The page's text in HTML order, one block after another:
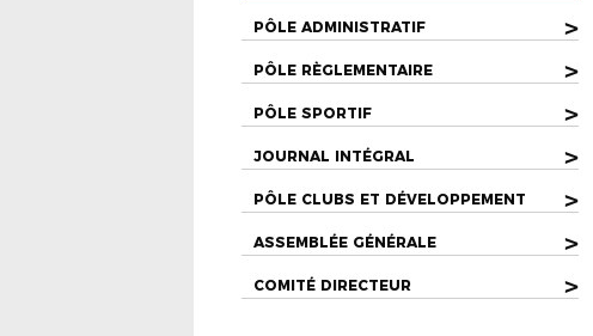
PÔLE ADMINISTRATIF >
PÔLE RÈGLEMENTAIRE >
PÔLE SPORTIF >
JOURNAL INTÉGRAL >
PÔLE CLUBS ET DÉVELOPPEMENT >
ASSEMBLÉE GÉNÉRALE >
COMITÉ DIRECTEUR >